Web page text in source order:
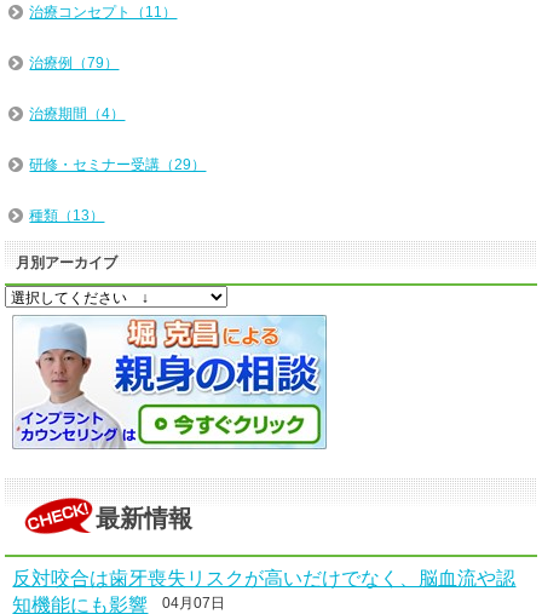
治療コンセプト（11）
治療例（79）
治療期間（4）
研修・セミナー受講（29）
種類（13）
月別アーカイブ
最新情報
反対咬合は歯牙喪失リスクが高いだけでなく、脳血流や認
知機能にも影響 04月07日